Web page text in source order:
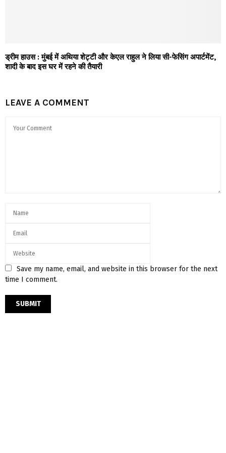
ड्रीम हाउस : मुंबई में अथिया शेट्टी और केएल राहुल ने लिया सी-फेसिंग अपार्टमेंट,
शादी के बाद इस घर में रहने की तैयारी
LEAVE A COMMENT
Save my name, email, and website in this browser for the next
time I comment.